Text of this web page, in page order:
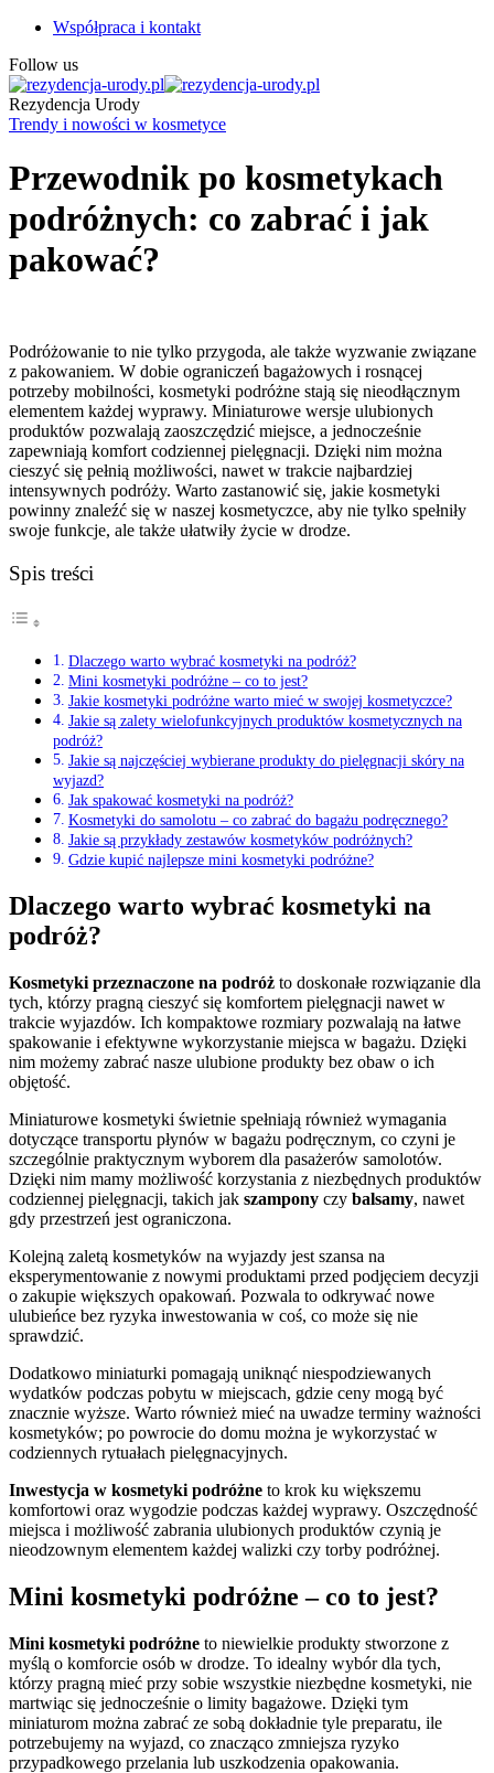
Współpraca i kontakt
Follow us
Rezydencja Urody
Trendy i nowości w kosmetyce
Przewodnik po kosmetykach
podróżnych: co zabrać i jak
pakować?
Podróżowanie to nie tylko przygoda, ale także wyzwanie związane
z pakowaniem. W dobie ograniczeń bagażowych i rosnącej
potrzeby mobilności, kosmetyki podróżne stają się nieodłącznym
elementem każdej wyprawy. Miniaturowe wersje ulubionych
produktów pozwalają zaoszczędzić miejsce, a jednocześnie
zapewniają komfort codziennej pielęgnacji. Dzięki nim można
cieszyć się pełnią możliwości, nawet w trakcie najbardziej
intensywnych podróży. Warto zastanowić się, jakie kosmetyki
powinny znaleźć się w naszej kosmetyczce, aby nie tylko spełniły
swoje funkcje, ale także ułatwiły życie w drodze.
Spis treści
Dlaczego warto wybrać kosmetyki na podróż?
Mini kosmetyki podróżne – co to jest?
Jakie kosmetyki podróżne warto mieć w swojej kosmetyczce?
Jakie są zalety wielofunkcyjnych produktów kosmetycznych na
podróż?
Jakie są najczęściej wybierane produkty do pielęgnacji skóry na
wyjazd?
Jak spakować kosmetyki na podróż?
Kosmetyki do samolotu – co zabrać do bagażu podręcznego?
Jakie są przykłady zestawów kosmetyków podróżnych?
Gdzie kupić najlepsze mini kosmetyki podróżne?
Dlaczego warto wybrać kosmetyki na
podróż?
Kosmetyki przeznaczone na podróż to doskonałe rozwiązanie dla
tych, którzy pragną cieszyć się komfortem pielęgnacji nawet w
trakcie wyjazdów. Ich kompaktowe rozmiary pozwalają na łatwe
spakowanie i efektywne wykorzystanie miejsca w bagażu. Dzięki
nim możemy zabrać nasze ulubione produkty bez obaw o ich
objętość.
Miniaturowe kosmetyki świetnie spełniają również wymagania
dotyczące transportu płynów w bagażu podręcznym, co czyni je
szczególnie praktycznym wyborem dla pasażerów samolotów.
Dzięki nim mamy możliwość korzystania z niezbędnych produktów
codziennej pielęgnacji, takich jak szampony czy balsamy, nawet
gdy przestrzeń jest ograniczona.
Kolejną zaletą kosmetyków na wyjazdy jest szansa na
eksperymentowanie z nowymi produktami przed podjęciem decyzji
o zakupie większych opakowań. Pozwala to odkrywać nowe
ulubieńce bez ryzyka inwestowania w coś, co może się nie
sprawdzić.
Dodatkowo miniaturki pomagają uniknąć niespodziewanych
wydatków podczas pobytu w miejscach, gdzie ceny mogą być
znacznie wyższe. Warto również mieć na uwadze terminy ważności
kosmetyków; po powrocie do domu można je wykorzystać w
codziennych rytuałach pielęgnacyjnych.
Inwestycja w kosmetyki podróżne to krok ku większemu
komfortowi oraz wygodzie podczas każdej wyprawy. Oszczędność
miejsca i możliwość zabrania ulubionych produktów czynią je
nieodzownym elementem każdej walizki czy torby podróżnej.
Mini kosmetyki podróżne – co to jest?
Mini kosmetyki podróżne to niewielkie produkty stworzone z
myślą o komforcie osób w drodze. To idealny wybór dla tych,
którzy pragną mieć przy sobie wszystkie niezbędne kosmetyki, nie
martwiąc się jednocześnie o limity bagażowe. Dzięki tym
miniaturom można zabrać ze sobą dokładnie tyle preparatu, ile
potrzebujemy na wyjazd, co znacząco zmniejsza ryzyko
przypadkowego przelania lub uszkodzenia opakowania.